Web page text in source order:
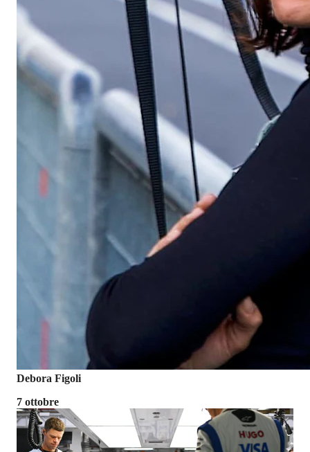
Debora Figoli
7 ottobre